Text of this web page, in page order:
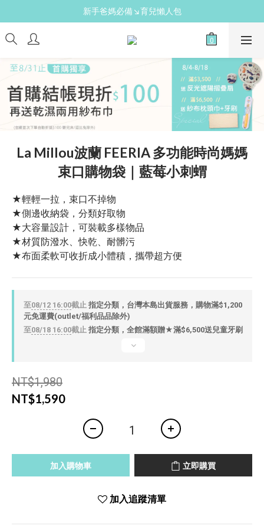
新手爸媽必備↘育兒懶人包
新手爸媽必備↘育兒懶人包
免費領↘逗寶媽媽禮
送禮心意↘親子胺基酸潔膚皂(金箔紫草)
新手爸媽必備↘育兒懶人包
La Millou波蘭 FEERIA 多功能時尚媽媽
束口購物袋｜藍莓小刺蝟
★輕輕一拉，束口不掉物
★側邊收納袋，分類好取物
★大容量設計，可裝載多樣物品
★材質防潑水、快乾、耐髒污
★布面柔軟可收折成小體積，攜帶超方便
至08/12 16:00截止 指定分類，台灣本島出貨服務，購物滿$1,200
元免運費(outlet/福利品品除外)
至08/18 16:00截止 指定分類，全館滿額贈★滿$6,500送兒童牙刷
NT$1,980
NT$1,590
加入購物車 立即購買
加入追蹤清單